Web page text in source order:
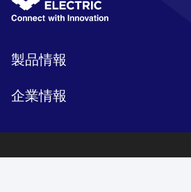
製品情報
企業情報